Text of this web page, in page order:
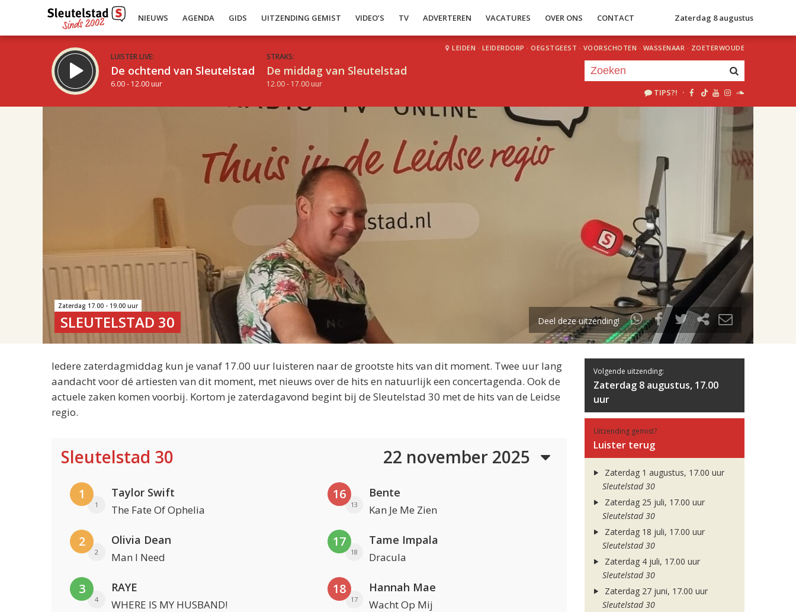
NIEUWS AGENDA GIDS UITZENDING GEMIST VIDEO’S TV ADVERTEREN VACATURES OVER ONS CONTACT Zaterdag 8 augustus
LUISTER LIVE:
De ochtend van Sleutelstad
6.00 - 12.00 uur
STRAKS:
De middag van Sleutelstad
12.00 - 17.00 uur
LEIDEN · LEIDERDORP · OEGSTGEEST · VOORSCHOTEN · WASSENAAR · ZOETERWOUDE
TIPS?! ·
uur 1 van 2
Volgend uur
Zaterdag 17.00 - 19.00 uur
SLEUTELSTAD 30 Deel deze uitzending!
Iedere zaterdagmiddag kun je vanaf 17.00 uur luisteren naar de grootste hits van dit moment. Twee uur lang
aandacht voor dé artiesten van dit moment, met nieuws over de hits en natuurlijk een concertagenda. Ook de
actuele zaken komen voorbij. Kortom je zaterdagavond begint bij de Sleutelstad 30 met de hits van de Leidse
regio.
Sleutelstad 30 22 november 2025
1
1
Taylor Swift
The Fate Of Ophelia
2
2
Olivia Dean
Man I Need
3
4
RAYE
WHERE IS MY HUSBAND!
16
13
Bente
Kan Je Me Zien
17
18
Tame Impala
Dracula
18
17
Hannah Mae
Wacht Op Mij
Volgende uitzending:
Zaterdag 8 augustus, 17.00
uur
Uitzending gemist?
Luister terug
Zaterdag 1 augustus, 17.00 uur
Sleutelstad 30
Zaterdag 25 juli, 17.00 uur
Sleutelstad 30
Zaterdag 18 juli, 17.00 uur
Sleutelstad 30
Zaterdag 4 juli, 17.00 uur
Sleutelstad 30
Zaterdag 27 juni, 17.00 uur
Sleutelstad 30